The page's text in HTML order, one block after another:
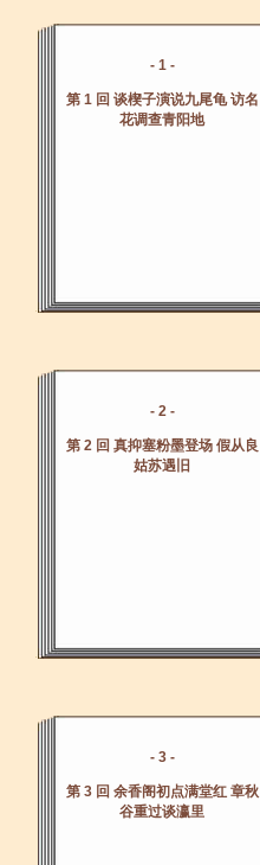
- 1 -
第 1 回 谈楔子演说九尾龟 访名
花调查青阳地
- 2 -
第 2 回 真抑塞粉墨登场 假从良
姑苏遇旧
- 3 -
第 3 回 余香阁初点满堂红 章秋
谷重过谈瀛里